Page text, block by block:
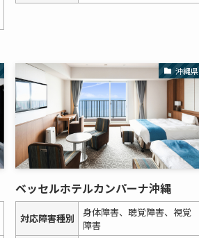
沖縄県
ベッセルホテルカンパーナ沖縄
対応障害種別
身体障害、聴覚障害、視覚
障害